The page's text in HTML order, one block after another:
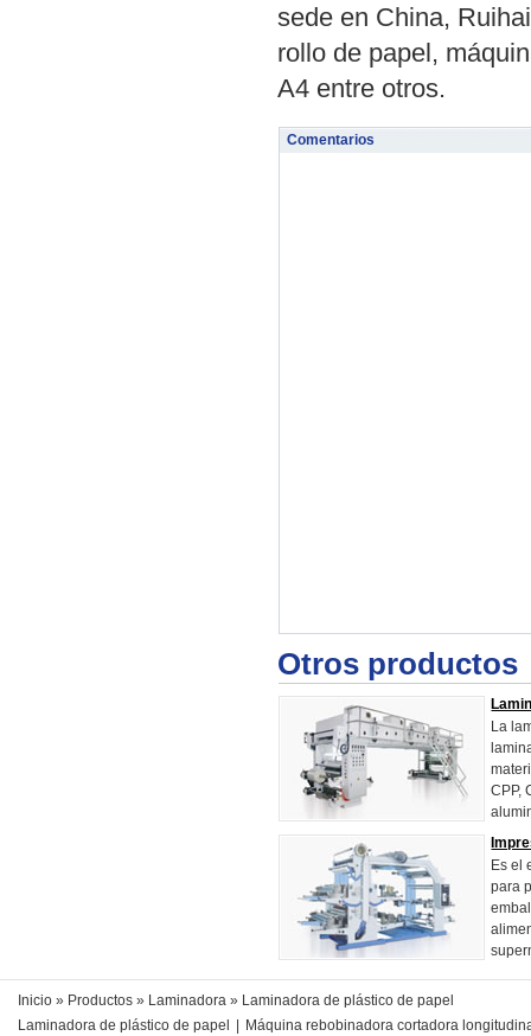
sede en China,
rollo de papel,
A4 entre otros.
Comentarios
Otros productos
La
CPP,
Es el
para
Inicio » Productos » Laminadora » Laminadora de plástico de papel
Laminadora de plástico de papel
Máquina rebobinadora cortadora